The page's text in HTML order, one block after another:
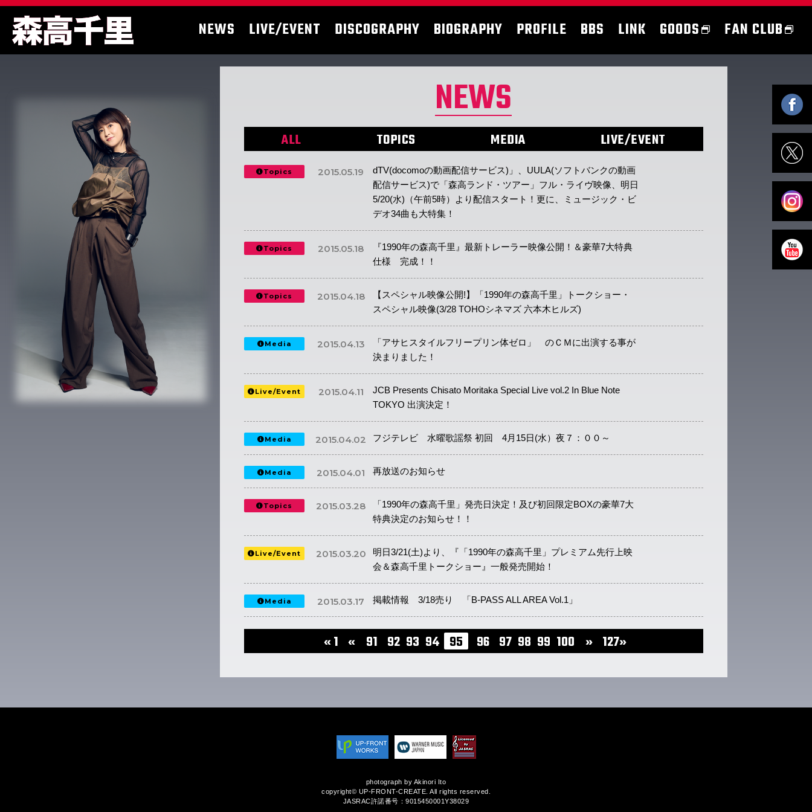
NEWS LIVE/EVENT DISCOGRAPHY BIOGRAPHY PROFILE BBS LINK GOODS FAN CLUB
NEWS
ALL TOPICS MEDIA LIVE/EVENT
Topics 2015.05.19
dTV(docomoの動画配信サービス)」、UULA(ソフトバンクの動画
配信サービス)で「森高ランド・ツアー」フル・ライヴ映像、明日
5/20(水)（午前5時）より配信スタート！更に、ミュージック・ビ
デオ34曲も大特集！
Topics 2015.05.18
『1990年の森高千里』最新トレーラー映像公開！＆豪華7大特典
仕様 完成！！
Topics 2015.04.18
【スペシャル映像公開!】「1990年の森高千里」トークショー・
スペシャル映像(3/28 TOHOシネマズ 六本木ヒルズ)
Media 2015.04.13
「アサヒスタイルフリープリン体ゼロ」 のＣＭに出演する事が
決まりました！
Live/Event 2015.04.11
JCB Presents Chisato Moritaka Special Live vol.2 In Blue Note
TOKYO 出演決定！
Media 2015.04.02 フジテレビ 水曜歌謡祭 初回 4月15日(水）夜７：００～
Media 2015.04.01 再放送のお知らせ
Topics 2015.03.28
「1990年の森高千里」発売日決定！及び初回限定BOXの豪華7大
特典決定のお知らせ！！
Live/Event 2015.03.20
明日3/21(土)より、『「1990年の森高千里」プレミアム先行上映
会＆森高千里トークショー』一般発売開始！
Media 2015.03.17 掲載情報 3/18売り 「B-PASS ALL AREA Vol.1」
« 1 « 91 92 93 94 95 96 97 98 99 100 » 127»
photograph by Akinori Ito
copyright© UP-FRONT-CREATE. All rights reserved.
JASRAC許諾番号：9015450001Y38029